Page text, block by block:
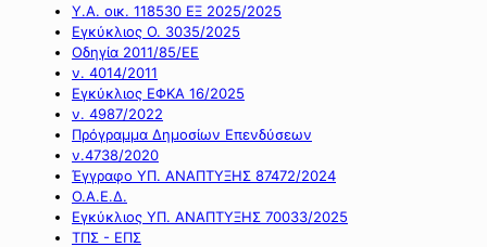
Υ.Α. οικ. 118530 ΕΞ 2025/2025
Εγκύκλιος Ο. 3035/2025
Οδηγία 2011/85/ΕΕ
ν. 4014/2011
Εγκύκλιος ΕΦΚΑ 16/2025
ν. 4987/2022
Πρόγραμμα Δημοσίων Επενδύσεων
ν.4738/2020
Έγγραφο ΥΠ. ΑΝΑΠΤΥΞΗΣ 87472/2024
Ο.Α.Ε.Δ.
Εγκύκλιος ΥΠ. ΑΝΑΠΤΥΞΗΣ 70033/2025
ΤΠΣ - ΕΠΣ